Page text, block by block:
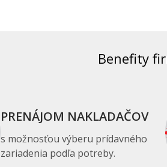
Benefity
PRENÁJOM NAKLADAČOV
s možnosťou výberu prídavného
zariadenia podľa potreby.